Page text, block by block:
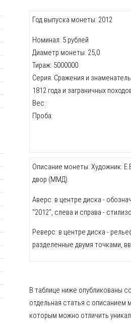
Год выпуска монеты: 2012
Номинал: 5 рублей
Диаметр монеты: 25,0
Тираж: 5000000
Серия: Сражения и
1812 года и заграничных
Вес:
Проба:
Описание монеты: Художник:
двор (ММД).
Аверс: в центре диска -
"2012", слева и справа -
Реверс: в центре диска -
разделенные двумя точками,
В таблице ниже опубликованы
отдельная статья с описанием
которым можно отличить